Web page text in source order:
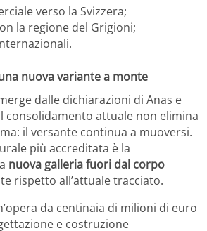
verso la Svizzera;
la regione del Grigioni;
nuova variante a monte
dalle dichiarazioni di Anas e
consolidamento attuale non elimina
il versante continua a muoversi.
più accreditata è la
nuova galleria fuori dal corpo
rispetto all’attuale tracciato.
da centinaia di milioni di euro
e costruzione